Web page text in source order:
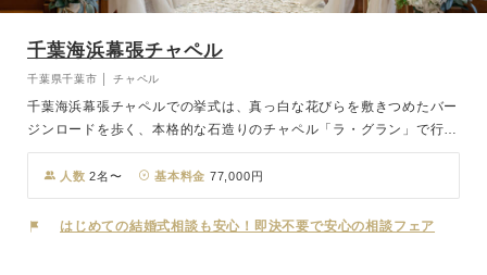
千葉海浜幕張チャペル
千葉県千葉市 │ チャペル
千葉海浜幕張チャペルでの挙式は、真っ白な花びらを敷きつめたバー
ジンロードを歩く、本格的な石造りのチャペル「ラ・グラン」で行わ
れます。 優しい灯の祝福を受けるキャンドルの演出もご案内が可能
で、心が穏やかになる優しい空間と、感動的な結婚式をより一層演出
いたします。 海浜幕張駅からすぐの場所なので、アクセスも良くゲ
ストにも安心。
人数 2名〜 基本料金 77,000円
はじめての結婚式相談も安心！即決不要で安心の相談フェア